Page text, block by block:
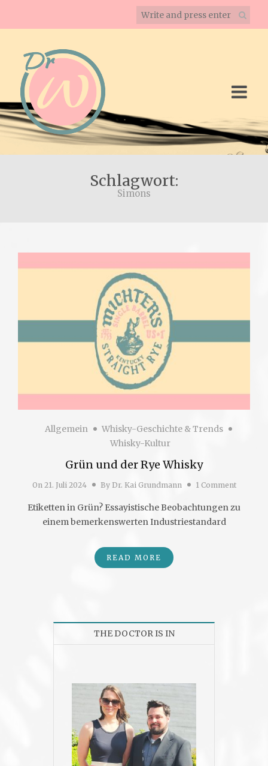
Schlagwort:
Simons
Allgemein
Whisky-Geschichte & Trends
Whisky-Kultur
Grün und der Rye Whisky
On 21. Juli 2024 By Dr. Kai Grundmann 1 Comment
Etiketten in Grün? Essayistische Beobachtungen zu
einem bemerkenswerten Industriestandard
READ MORE
THE DOCTOR IS IN